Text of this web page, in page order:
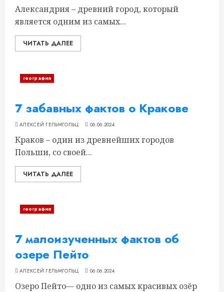
Александрия – древний город, который
является одним из самых...
ЧИТАТЬ ДАЛЕЕ
география
7 забавных фактов о Кракове
АЛЕКСЕЙ ГЕЛЬМГОЛЬЦ 06.06.2024
Краков – один из древнейших городов
Польши, со своей...
ЧИТАТЬ ДАЛЕЕ
география
7 малоизученных фактов об
озере Пейто
АЛЕКСЕЙ ГЕЛЬМГОЛЬЦ 06.06.2024
Озеро Пейто— одно из самых красивых озёр